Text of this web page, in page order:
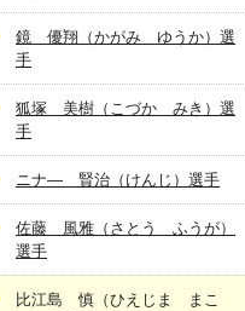
鏡 優翔（かがみ ゆうか）選
手
狐塚 美樹（こづか みき）選
手
ニナ― 賢治（けんじ）選手
佐藤 風雅（さとう ふうが）
選手
比江島 慎（ひえじま まこ